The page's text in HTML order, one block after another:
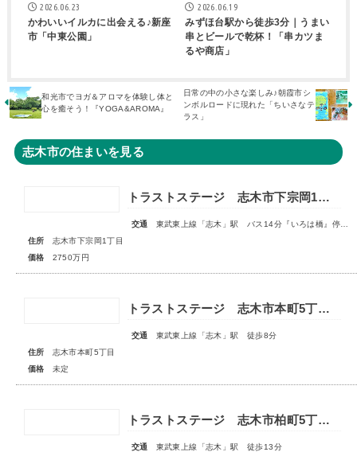
2026.06.23
かわいいイルカに出会える♪新座
市「中東公園」
2026.06.19
みずほ台駅から徒歩3分｜うまい
串とビールで乾杯！「串カツま
るや商店」
和光市でヨガ＆アロマを体験し体と
心を癒そう！『YOGA&AROMA』
日常の中の小さな楽しみ♪朝霞市シ
ンボルロードに現れた「ちいさなテ
ラス」
志木市の住まいを見る
トラストステージ 志木市下宗岡1丁目7期 全7区画■大変ご好評につき最終1区画となりました■
交通
東武東上線「志木」駅 バス14分『いろは橋』停歩13分
住所
志木市下宗岡1丁目
価格
2750万円
トラストステージ 志木市本町5丁目16期 全4区画■販売予告■
交通
東武東上線「志木」駅 徒歩8分
住所
志木市本町5丁目
価格
未定
トラストステージ 志木市柏町5丁目32期 全4区画◆第1期分譲 宅地分譲 販売予告◆◆第2期分譲 新築分譲住宅 販売開始◆
交通
東武東上線「志木」駅 徒歩13分